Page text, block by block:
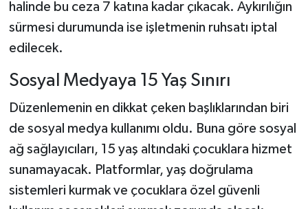
halinde bu ceza 7 katına kadar çıkacak. Aykırılığın
sürmesi durumunda ise işletmenin ruhsatı iptal
edilecek.
Sosyal Medyaya 15 Yaş Sınırı
Düzenlemenin en dikkat çeken başlıklarından biri
de sosyal medya kullanımı oldu. Buna göre sosyal
ağ sağlayıcıları, 15 yaş altındaki çocuklara hizmet
sunamayacak. Platformlar, yaş doğrulama
sistemleri kurmak ve çocuklara özel güvenli